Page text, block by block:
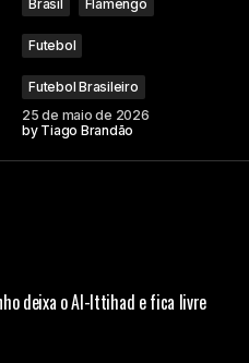
Brasil Flamengo
Futebol
Futebol Brasileiro
25 de maio de 2026
by Tiago Brandão
deixa o Al-Ittihad e fica livre